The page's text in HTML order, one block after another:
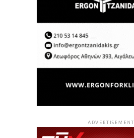
ADVERTISEMENT